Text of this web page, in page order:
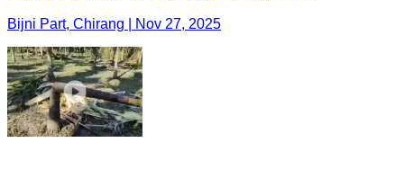
Bijni Part, Chirang | Nov 27, 2025